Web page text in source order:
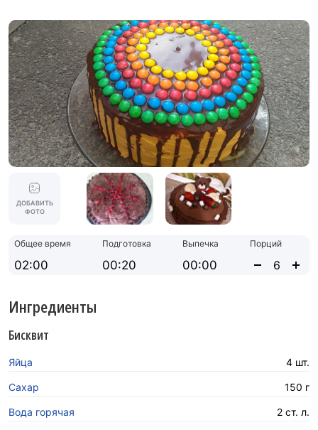
ДОБАВИТЬ
ФОТО
Общее время
02:00
Подготовка
00:20
Выпечка
00:00
Порций
Ингредиенты
Бисквит
Яйца 4 шт.
Сахар 150 г
Вода горячая 2 ст. л.